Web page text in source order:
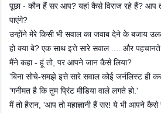
पूछा - कौन हैं सर आप? यहां कैसे विराज रहे हैं? आप
पाएंगे?
उन्होंने मेरे किसी भी सवाल का जवाब देने के बजाय
हो क्या बे? एक साथ इत्ते सारे सवाल .... और
मैंने कहा - हूं तो, पर आपने जान कैसे लिया?
'बिना सोचे-समझे इत्ते सारे सवाल कोई जर्नलिस्ट ही
'गनीमत है कि तुम प्रिंट मीडिया वाले लगते हो.'
मैं तो हैरान, 'आप तो महाज्ञानी हैं सर! ये भी आपने कैसे